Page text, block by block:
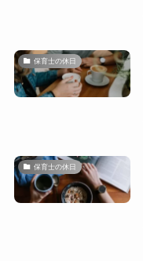
保育士の休日
保育士の休日